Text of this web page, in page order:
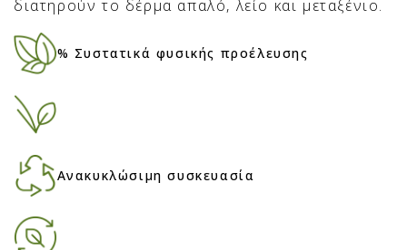
διατηρούν το δέρμα απαλό, λείο και μεταξένιο.
% Συστατικά φυσικής προέλευσης
Ανακυκλώσιμη συσκευασία